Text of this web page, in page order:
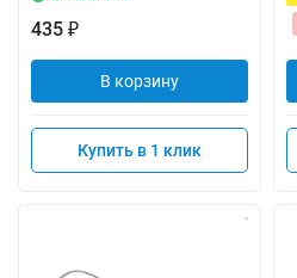
435 ₽
В корзину
Купить в 1 клик